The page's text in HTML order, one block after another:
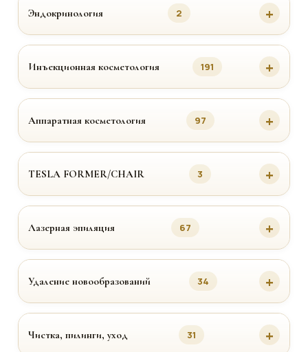
Эндокринология 2
Инъекционная косметология 191
Аппаратная косметология 97
TESLA FORMER/CHAIR 3
Лазерная эпиляция 67
Удаление новообразований 34
Чистка, пилинги, уход 31